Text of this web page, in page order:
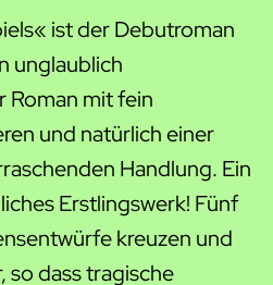
ist der Debutroman
unglaublich
Roman mit fein
und natürlich einer
Handlung. Ein
Erstlingswerk! Fünf
kreuzen und
so dass tragische